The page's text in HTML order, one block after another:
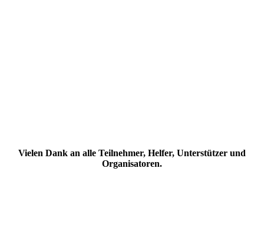
Vielen Dank an alle Teilnehmer, Helfer, Unterstützer und
Organisatoren.